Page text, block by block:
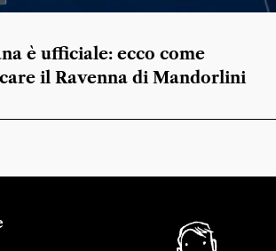
è ufficiale: ecco come
il Ravenna di Mandorlini